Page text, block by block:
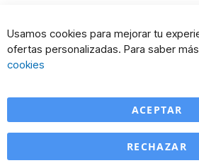
Usamos cookies para mejorar tu
ofertas personalizadas. Para saber
cookies
ACEPTAR
RECHAZAR